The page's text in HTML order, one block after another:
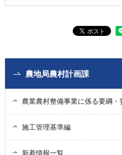
農地局農村計画課
農業農村整備事業に係る要綱・
施工管理基準編
新着情報一覧